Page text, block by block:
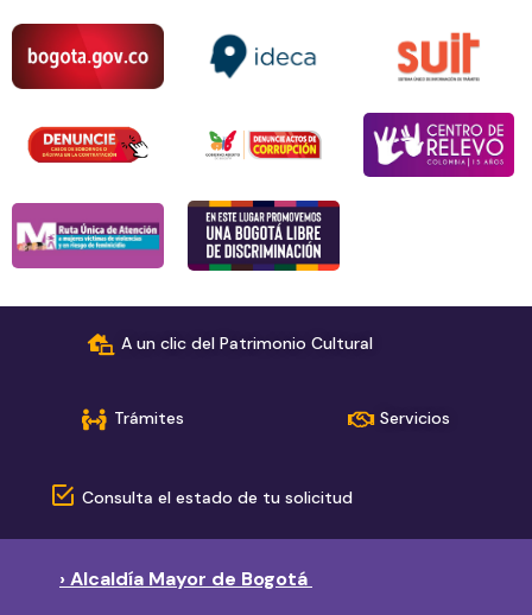
A un clic del Patrimonio Cultural
Trámites Servicios
Consulta el estado de tu solicitud
› Alcaldía Mayor de Bogotá